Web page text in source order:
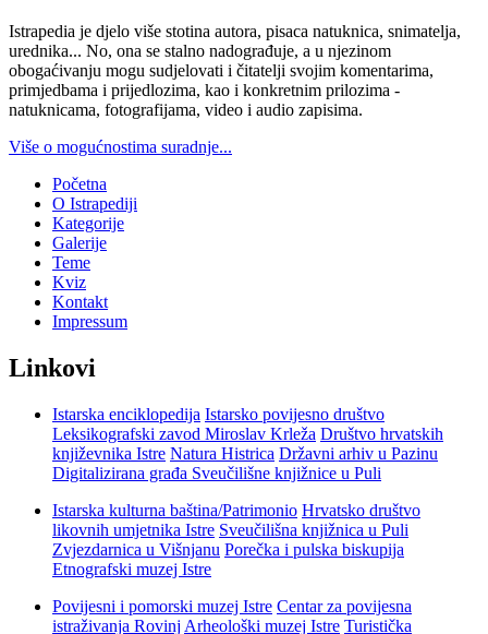
Istrapedia je djelo više stotina autora, pisaca natuknica, snimatelja,
urednika... No, ona se stalno nadograđuje, a u njezinom
obogaćivanju mogu sudjelovati i čitatelji svojim komentarima,
primjedbama i prijedlozima, kao i konkretnim prilozima -
natuknicama, fotografijama, video i audio zapisima.
Više o mogućnostima suradnje...
Početna
O Istrapediji
Kategorije
Galerije
Teme
Kviz
Kontakt
Impressum
Linkovi
Istarska enciklopedija Istarsko povijesno društvo
Leksikografski zavod Miroslav Krleža Društvo hrvatskih
književnika Istre Natura Histrica Državni arhiv u Pazinu
Digitalizirana građa Sveučilišne knjižnice u Puli
Istarska kulturna baština/Patrimonio Hrvatsko društvo
likovnih umjetnika Istre Sveučilišna knjižnica u Puli
Zvjezdarnica u Višnjanu Porečka i pulska biskupija
Etnografski muzej Istre
Povijesni i pomorski muzej Istre Centar za povijesna
istraživanja Rovinj Arheološki muzej Istre Turistička